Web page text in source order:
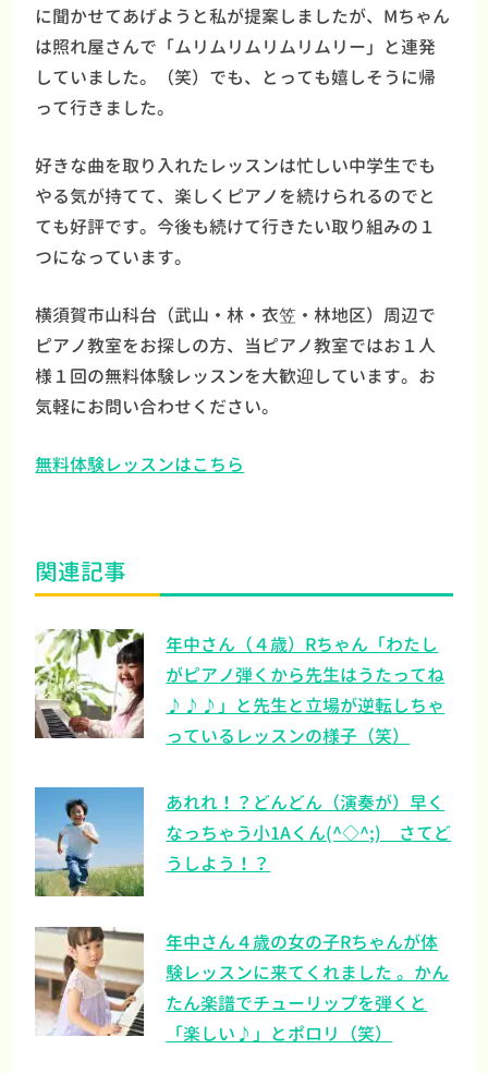
に聞かせてあげようと私が提案しましたが、Mちゃん
は照れ屋さんで「ムリムリムリムリムリー」と連発
していました。（笑）でも、とっても嬉しそうに帰
って行きました。
好きな曲を取り入れたレッスンは忙しい中学生でも
やる気が持てて、楽しくピアノを続けられるのでと
ても好評です。今後も続けて行きたい取り組みの１
つになっています。
横須賀市山科台（武山・林・衣笠・林地区）周辺で
ピアノ教室をお探しの方、当ピアノ教室ではお１人
様１回の無料体験レッスンを大歓迎しています。お
気軽にお問い合わせください。
無料体験レッスンはこちら
関連記事
年中さん（４歳）Rちゃん「わたし
がピアノ弾くから先生はうたってね
♪♪♪」と先生と立場が逆転しちゃ
っているレッスンの様子（笑）
あれれ！？どんどん（演奏が）早く
なっちゃう小1Aくん(^◇^;) さてど
うしよう！？
年中さん４歳の女の子Rちゃんが体
験レッスンに来てくれました 。かん
たん楽譜でチューリップを弾くと
「楽しい♪」とポロリ（笑）